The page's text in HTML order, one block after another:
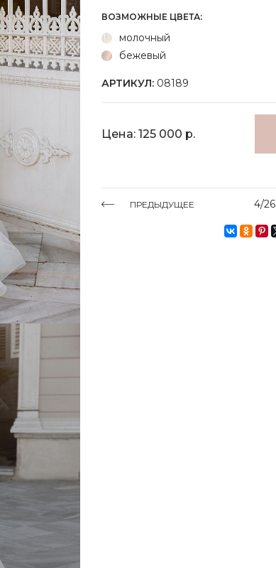
ВОЗМОЖНЫЕ ЦВЕТА:
молочный
бежевый
АРТИКУЛ: 08189
Цена: 125 000 р.
ПРЕДЫДУЩЕЕ 4/26